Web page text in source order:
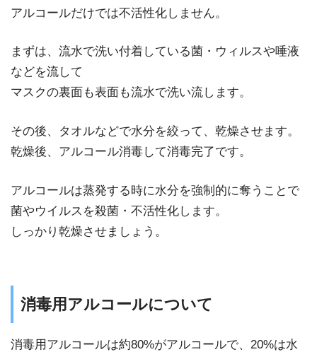
アルコールだけでは不活性化しません。
まずは、流水で洗い付着している菌・ウィルスや唾液
などを流して
マスクの裏面も表面も流水で洗い流します。
その後、タオルなどで水分を絞って、乾燥させます。
乾燥後、アルコール消毒して消毒完了です。
アルコールは蒸発する時に水分を強制的に奪うことで
菌やウイルスを殺菌・不活性化します。
しっかり乾燥させましょう。
消毒用アルコールについて
消毒用アルコールは約80%がアルコールで、20%は水